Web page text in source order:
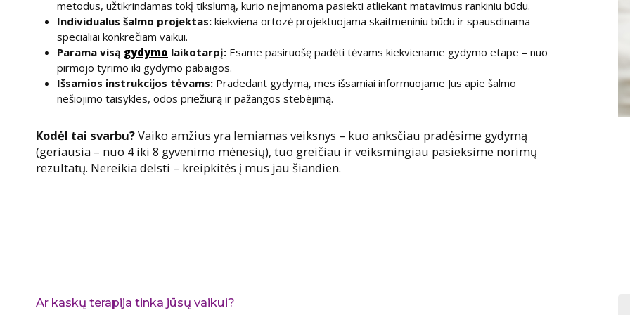
metodus, užtikrindamas tokį tikslumą, kurio neįmanoma pasiekti atliekant matavimus rankiniu būdu.
Individualus šalmo projektas: kiekviena ortozė projektuojama skaitmeniniu būdu ir spausdinama
specialiai konkrečiam vaikui.
Parama visą gydymo laikotarpį: Esame pasiruošę padėti tėvams kiekviename gydymo etape – nuo
pirmojo tyrimo iki gydymo pabaigos.
Išsamios instrukcijos tėvams: Pradedant gydymą, mes išsamiai informuojame Jus apie šalmo
nešiojimo taisykles, odos priežiūrą ir pažangos stebėjimą.
Kodėl tai svarbu?Vaiko amžius yra lemiamas veiksnys – kuo anksčiau pradėsime gydymą
(geriausia – nuo 4 iki 8 gyvenimo mėnesių), tuo greičiau ir veiksmingiau pasieksime norimų
rezultatų. Nereikia delsti – kreipkitės į mus jau šiandien.
Ar kaskų terapija tinka jūsų vaikui?